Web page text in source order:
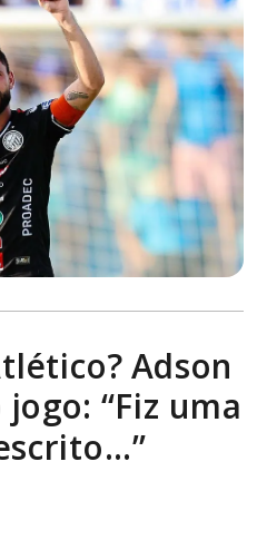
Adson
“Fiz uma